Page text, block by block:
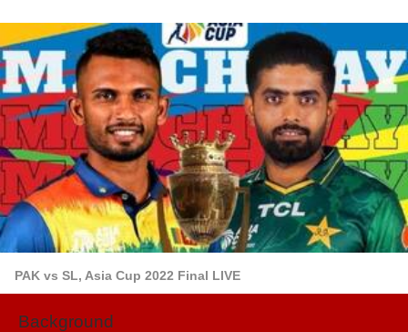
PAK vs SL, Asia Cup 2022 Final LIVE
Background